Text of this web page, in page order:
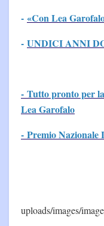
- «Con Lea
- UNDICI ANNI
- Tutto pronto per
Lea Garofalo
- Premio Nazionale
uploads/images/